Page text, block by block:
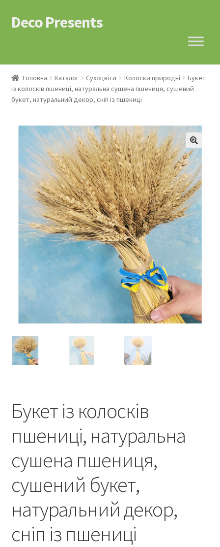
Перейти
до
Перейти
до
Deco Presents
Головна Каталог Сухоцвіти Колоски природні
Букет
із колосків пшениці, натуральна сушена пшениця, сушений
букет, натуральний декор, сніп із пшениці
Букет із колосків
пшениці, натуральна
сушена пшениця,
сушений букет,
натуральний декор,
сніп із пшениці